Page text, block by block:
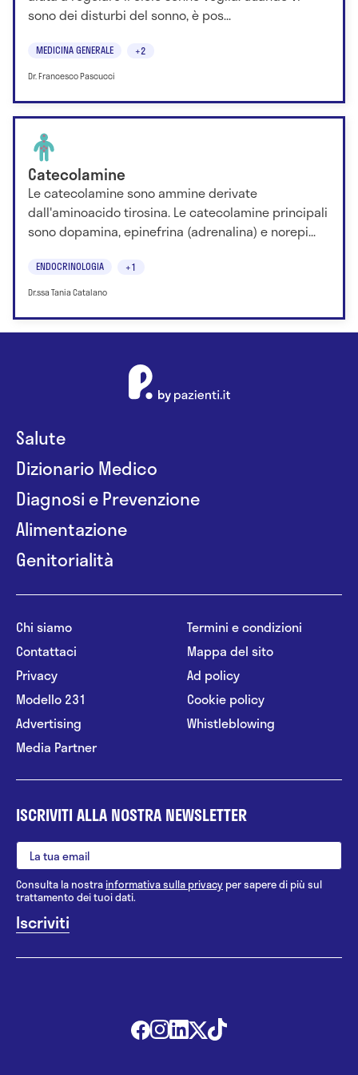
sono dei disturbi del sonno, è pos...
MEDICINA GENERALE +2
Dr. Francesco Pascucci
Catecolamine
Le catecolamine sono ammine derivate
dall'aminoacido tirosina. Le catecolamine principali
sono dopamina, epinefrina (adrenalina) e norepi...
ENDOCRINOLOGIA +1
Dr.ssa Tania Catalano
Salute
Dizionario Medico
Diagnosi e Prevenzione
Alimentazione
Genitorialità
Chi siamo
Contattaci
Privacy
Modello 231
Advertising
Media Partner
Termini e condizioni
Mappa del sito
Ad policy
Cookie policy
Whistleblowing
ISCRIVITI ALLA NOSTRA NEWSLETTER
Consulta la nostrainformativa sulla privacy per sapere di più sul
trattamento dei tuoi dati.